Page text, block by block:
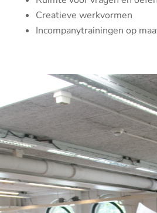
Creatieve werkvormen
Incompanytrainingen op